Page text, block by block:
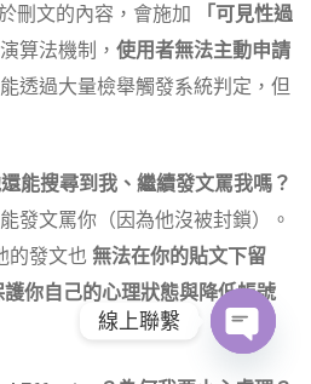
刪文的內容，會施加
「可見性過
算法機制， 使用者無法主動申請
透過大量檢舉觸發系統判定，但
能搜尋到我、繼續發文罵我嗎？
發文罵你（因為他沒被封鎖）。
的發文也 無法在你的貼文下留
護你自己的心理狀態與降低帳號
線上聯繫